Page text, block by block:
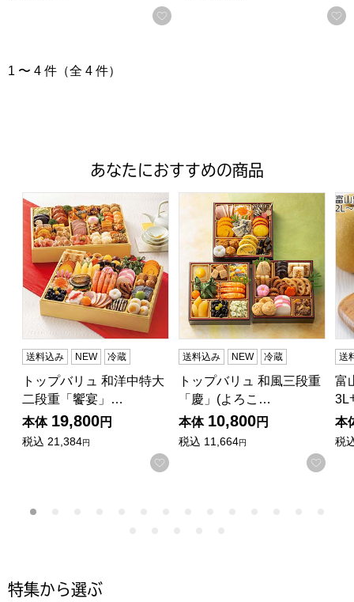
お気に入りに登録する
1 〜 4 件（全 4 件）
あなたにおすすめの商品
トップバリュ 和洋中特大二段重「饗宴」(きょうえん)【4
送料込み NEW 冷蔵
トップバリュ 和洋中特大
二段重「饗宴」…
本体 19,800円
税込 21,384円
お気に入りに登録する
トップバリュ 和風三段重「
送料込み NEW 冷蔵
トップバリュ 和風三段重
「慶」(よろこ…
本体 10,800円
税込 11,664円
お気
富
送
富
3L
本
税
特集から選ぶ